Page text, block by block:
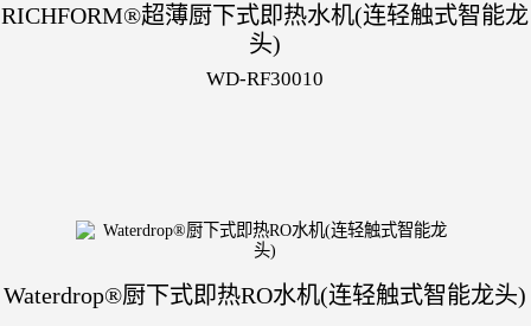
RICHFORM®超薄厨下式即热水机(连轻触式智能龙
头)
WD-RF30010
Waterdrop®厨下式即热RO水机(连轻触式智能龙头)